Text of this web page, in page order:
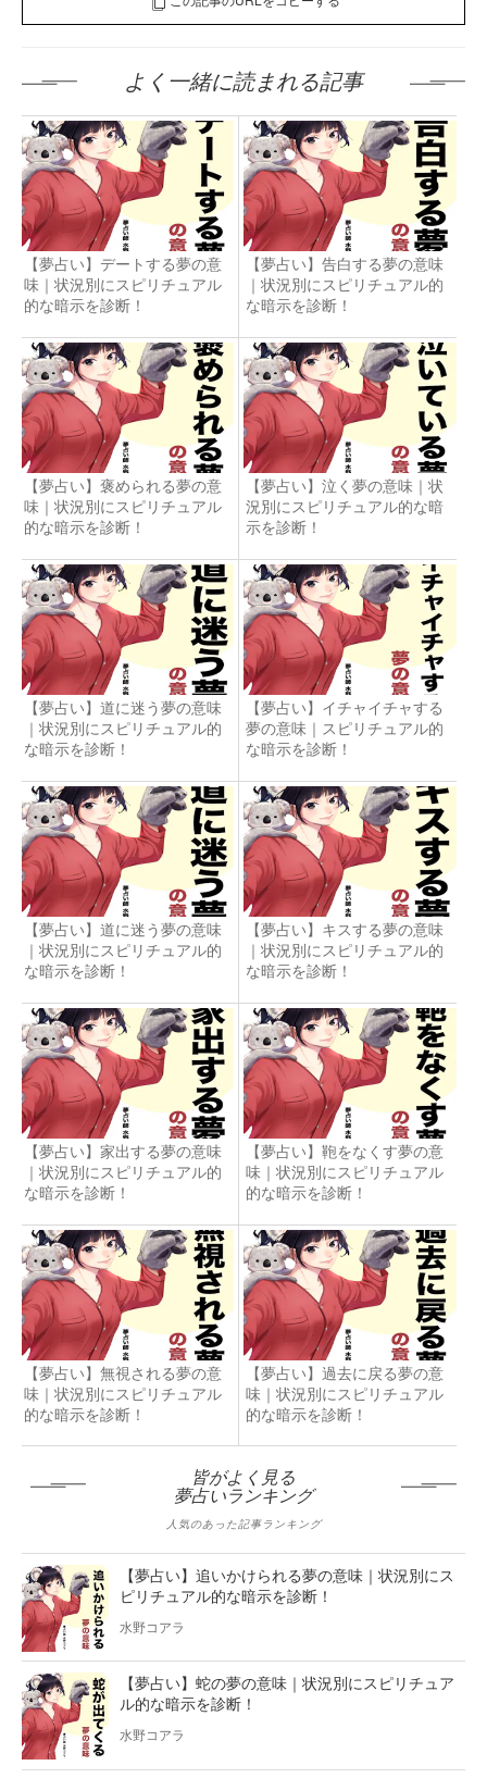
よく一緒に読まれる記事
【夢占い】デートする夢の意
味｜状況別にスピリチュアル
的な暗示を診断！
【夢占い】告白する夢の意味
｜状況別にスピリチュアル的
な暗示を診断！
【夢占い】褒められる夢の意
味｜状況別にスピリチュアル
的な暗示を診断！
【夢占い】泣く夢の意味｜状
況別にスピリチュアル的な暗
示を診断！
【夢占い】道に迷う夢の意味
｜状況別にスピリチュアル的
な暗示を診断！
【夢占い】イチャイチャする
夢の意味｜スピリチュアル的
な暗示を診断！
【夢占い】道に迷う夢の意味
｜状況別にスピリチュアル的
な暗示を診断！
【夢占い】キスする夢の意味
｜状況別にスピリチュアル的
な暗示を診断！
【夢占い】家出する夢の意味
｜状況別にスピリチュアル的
な暗示を診断！
【夢占い】鞄をなくす夢の意
味｜状況別にスピリチュアル
的な暗示を診断！
【夢占い】無視される夢の意
味｜状況別にスピリチュアル
的な暗示を診断！
【夢占い】過去に戻る夢の意
味｜状況別にスピリチュアル
的な暗示を診断！
皆がよく見る
夢占いランキング
人気のあった記事ランキング
【夢占い】追いかけられる夢の意味｜状況別にス
ピリチュアル的な暗示を診断！
水野コアラ
【夢占い】蛇の夢の意味｜状況別にスピリチュア
ル的な暗示を診断！
水野コアラ